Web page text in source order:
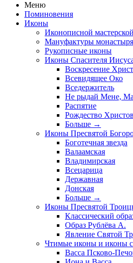
Меню
Поминовения
Иконы
Иконописной
Мануфактуры монастыря
Рукописные иконы
Иконы Спасителя
Воскресение
Всевидящее Око
Вседержитель
Не рыдай Мене,
Распятие
Рождество
Больше →
Иконы Пресвятой
Боготечная звезда
Валаамская
Владимирская
Всецарица
Державная
Донская
Больше →
Иконы Пресвятой
Классический
Образ Рублёва А.
Явление Святой
Чтимые иконы и иконы
Васса Псково-